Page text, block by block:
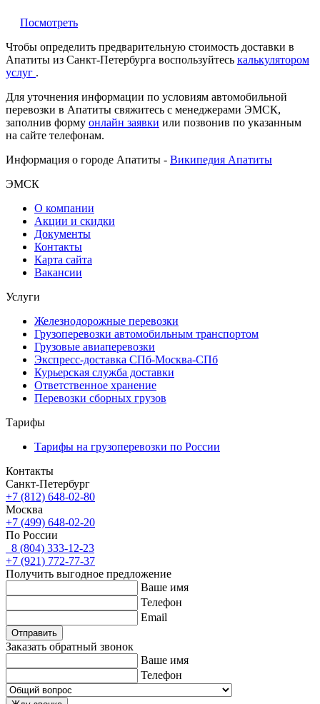
Посмотреть
Чтобы определить предварительную стоимость доставки в
Апатиты из Санкт-Петербурга воспользуйтесь калькулятором
услуг .
Для уточнения информации по условиям автомобильной
перевозки в Апатиты свяжитесь с менеджерами ЭМСК,
заполнив форму онлайн заявки или позвонив по указанным
на сайте телефонам.
Информация о городе Апатиты - Википедия Апатиты
ЭМСК
О компании
Акции и скидки
Документы
Контакты
Карта сайта
Вакансии
Услуги
Железнодорожные перевозки
Грузоперевозки автомобильным транспортом
Грузовые авиаперевозки
Экспресс-доставка СПб-Москва-СПб
Курьерская служба доставки
Ответственное хранение
Перевозки сборных грузов
Тарифы
Тарифы на грузоперевозки по России
Контакты
Санкт-Петербург
+7 (812) 648-02-80
Москва
+7 (499) 648-02-20
По России
8 (804) 333-12-23
+7 (921) 772-77-37
Получить выгодное предложение
Ваше имя
Телефон
Email
Заказать обратный звонок
Ваше имя
Телефон